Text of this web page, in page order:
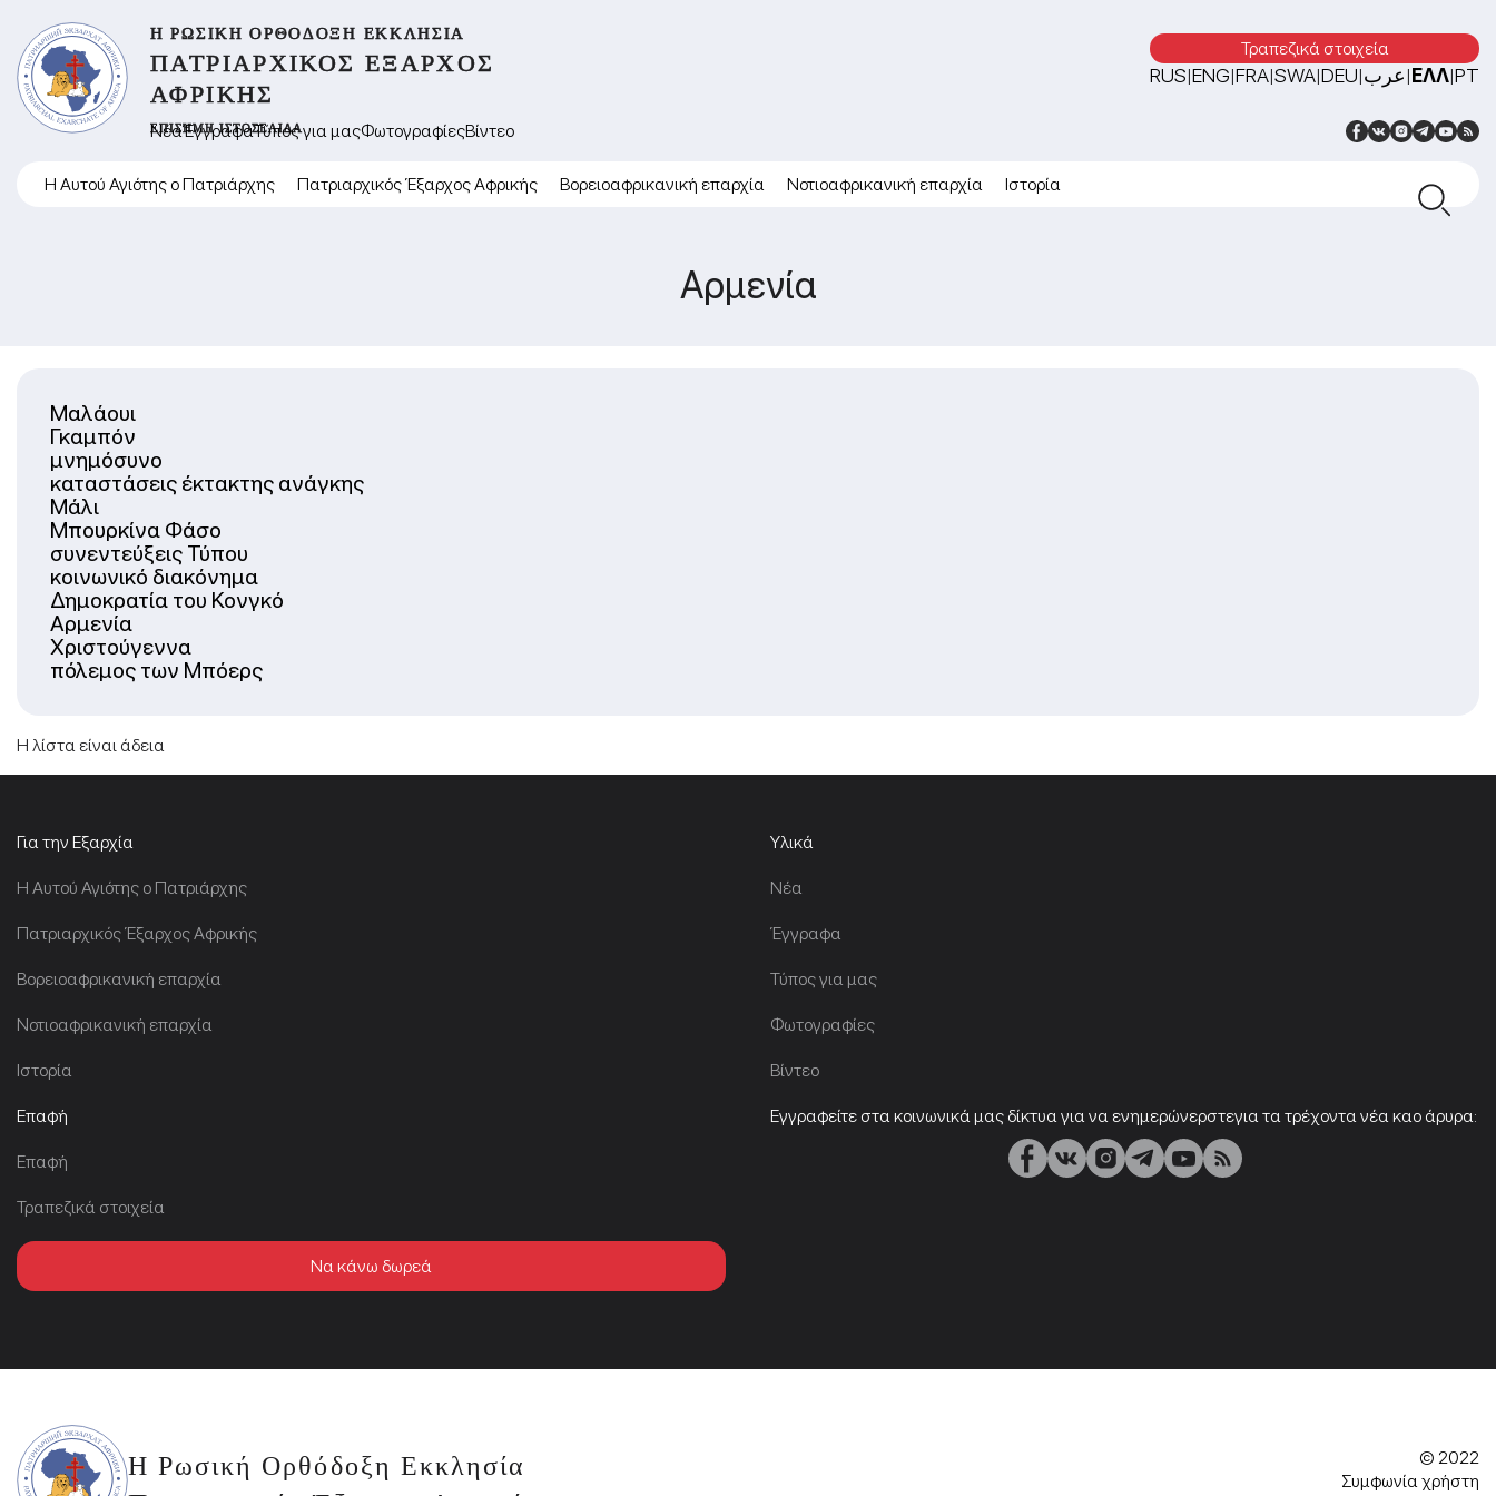
Η ΡΩΣΙΚΉ ΟΡΘΌΔΟΞΗ ΕΚΚΛΗΣΊΑ
ΠΑΤΡΙΑΡΧΙΚΌΣ ΈΞΑΡΧΟΣ
ΑΦΡΙΚΉΣ
ΕΠΊΣΗΜΗ ΙΣΤΟΣΕΛΊΔΑ
Τραπεζικά στοιχεία
RUS|ENG|FRA|SWA|DEU|عرب|ΕΛΛ|PT
ΝέαΈγγραφαΤύπος για μαςΦωτογραφίεςΒίντεο
Η Αυτού Αγιότης ο Πατριάρχης Πατριαρχικός Έξαρχος Αφρικής Βορειοαφρικανική επαρχία Νοτιοαφρικανική επαρχία Ιστορία
Αρμενία
Μαλάουι
Γκαμπόν
μνημόσυνο
καταστάσεις έκτακτης ανάγκης
Μάλι
Μπουρκίνα Φάσο
συνεντεύξεις Τύπου
κοινωνικό διακόνημα
Δημοκρατία του Κονγκό
Αρμενία
Χριστούγεννα
πόλεμος των Μπόερς
Η λίστα είναι άδεια
Για την Εξαρχία
Η Αυτού Αγιότης ο Πατριάρχης
Πατριαρχικός Έξαρχος Αφρικής
Βορειοαφρικανική επαρχία
Νοτιοαφρικανική επαρχία
Ιστορία
Υλικά
Νέα
Έγγραφα
Τύπος για μας
Φωτογραφίες
Βίντεο
Επαφή
Επαφή
Τραπεζικά στοιχεία
Να κάνω δωρεά
Εγγραφείτε στα κοινωνικά μας δίκτυα για να ενημερώνερστεγια τα τρέχοντα νέα καο άρυρα:
Η Ρωσική Ορθόδοξη Εκκλησία
© 2022
Συμφωνία χρήστη